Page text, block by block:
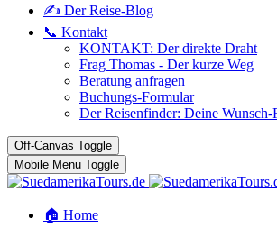
✍️ Der Reise-Blog
📞 Kontakt
KONTAKT: Der direkte Draht
Frag Thomas - Der kurze Weg
Beratung anfragen
Buchungs-Formular
Der Reisenfinder: Deine Wunsch-
Off-Canvas Toggle
Mobile Menu Toggle
🏠 Home